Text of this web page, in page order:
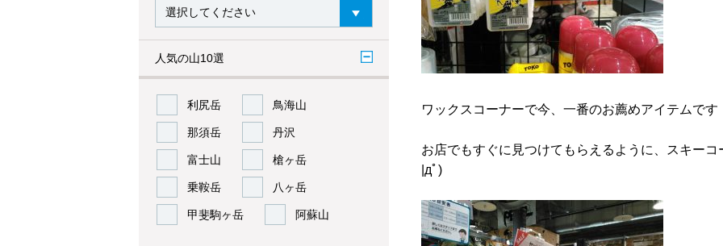
人気の山10選
利尻岳 鳥海山
那須岳 丹沢
富士山 槍ヶ岳
乗鞍岳 八ヶ岳
甲斐駒ヶ岳 阿蘇山
ワックスコーナーで今、一番のお薦めアイテムです
お店でもすぐに見つけてもらえるように、スキーコ
|дﾟ)